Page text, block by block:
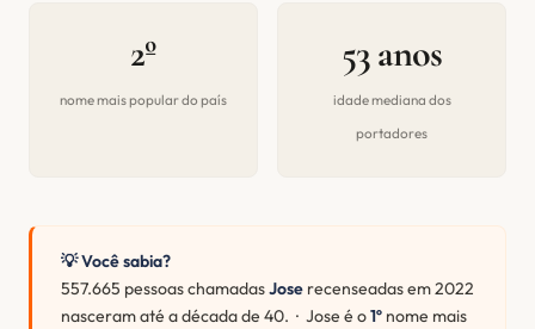
2º
nome mais popular do país
53 anos
idade mediana dos
portadores
💡 Você sabia?
557.665 pessoas chamadasJose recenseadas em 2022
nasceram até a década de 40. · Jose é o1º nome mais